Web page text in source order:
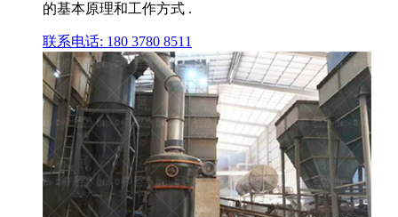
的基本原理和工作方式 .
联系电话: 180 3780 8511